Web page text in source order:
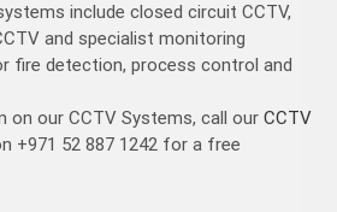
include closed circuit CCTV,
and specialist monitoring
fire detection, process control and
on our CCTV Systems, call our CCTV
+971 52 887 1242 for a free